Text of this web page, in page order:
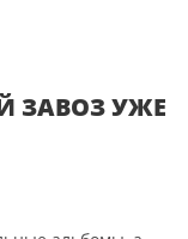
ЗАВОЗ УЖЕ